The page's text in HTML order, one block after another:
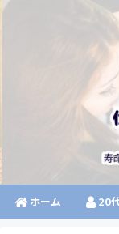
ホーム 20